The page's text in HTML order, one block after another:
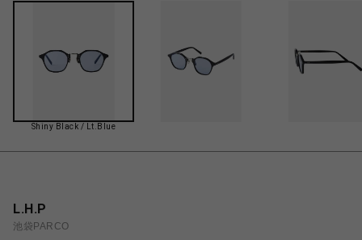
Shiny Black / Lt.Blue
L.H.P
池袋PARCO